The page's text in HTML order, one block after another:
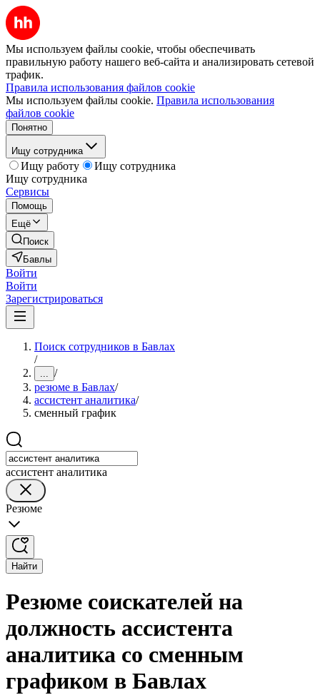
Мы используем файлы cookie, чтобы обеспечивать
правильную работу нашего веб-сайта и анализировать сетевой
трафик.
Правила использования файлов cookie
Мы используем файлы cookie. Правила использования
файлов cookie
Понятно
Ищу сотрудника
Ищу работу
Ищу сотрудника
Ищу сотрудника
Сервисы
Помощь
Ещё
Поиск
Бавлы
Войти
Войти
Зарегистрироваться
Поиск сотрудников в Бавлах
/
... /
резюме в Бавлах/
ассистент аналитика/
сменный график
ассистент аналитика
Резюме
Найти
Резюме соискателей на
должность ассистента
аналитика со сменным
графиком в Бавлах